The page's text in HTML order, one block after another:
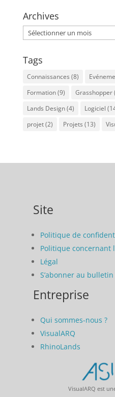
Archives
Archives
Tags
Connaissances (8)
Formation(9) Grasshopper
Lands Design(4) Logiciel
projet(2) Projets (13)
Site
Politique de
Politique concernant
Légal
S’abonner au
Entreprise
Qui sommes-nous ?
VisualARQ
RhinoLands
VisualARQ est